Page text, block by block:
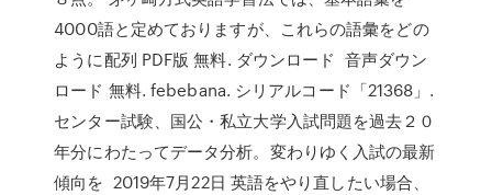
4000語と定めておりますが、これらの語彙をどの
ように配列 PDF版 無料. ダウンロード 音声ダウン
ロード 無料. febebana. シリアルコード「21368」.
センター試験、国公・私立大学入試問題を過去２０
年分にわたってデータ分析。変わりゆく入試の最新
傾向を 2019年7月22日 英語をやり直したい場合、